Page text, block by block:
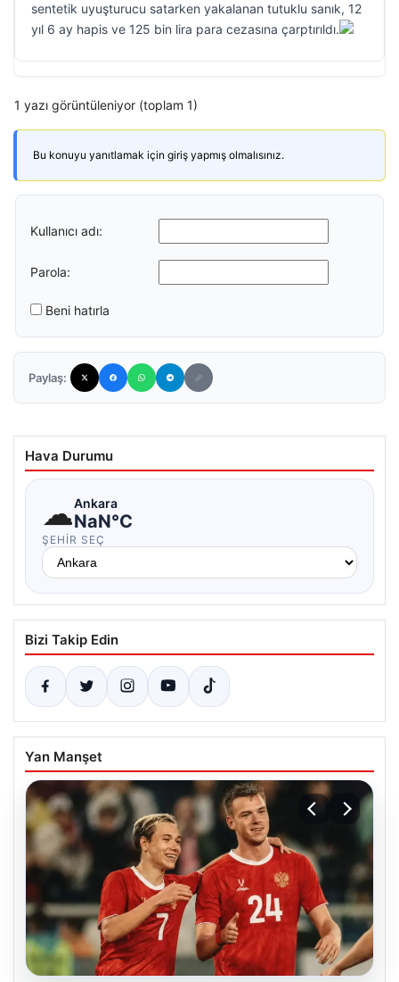
sentetik uyuşturucu satarken yakalanan tutuklu sanık, 12
yıl 6 ay hapis ve 125 bin lira para cezasına çarptırıldı.
1 yazı görüntüleniyor (toplam 1)
Bu konuyu yanıtlamak için giriş yapmış olmalısınız.
Kullanıcı adı:
Parola:
Beni hatırla
Paylaş:
Hava Durumu
☁Ankara
NaN°C
ŞEHIR SEÇ
Bizi Takip Edin
Yan Manşet